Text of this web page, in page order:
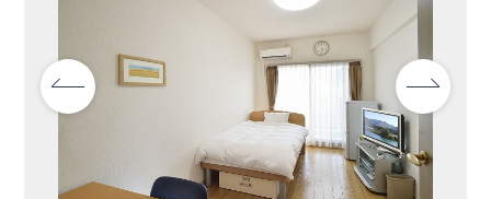
間取りの広
い部屋
バス・トイ
阪東橋エリ
ア
上大岡エリ
ア
マンションと
の違い
マンションを
の方